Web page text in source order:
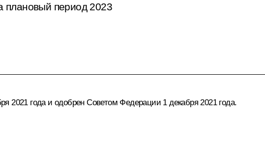
плановый период 2023
2021 года и одобрен Советом Федерации 1 декабря 2021 года.